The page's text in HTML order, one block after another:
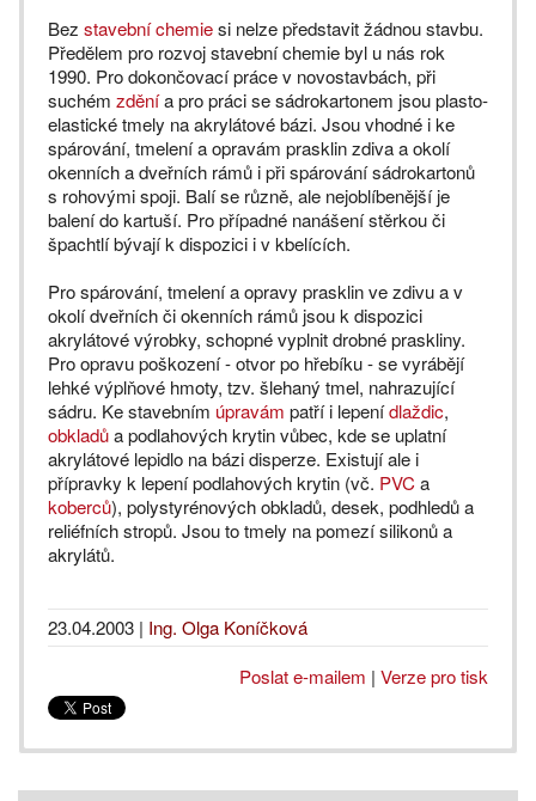
Bez stavební chemiesi nelze představit žádnou stavbu.
Předělem pro rozvoj stavební chemie byl u nás rok
1990. Pro dokončovací práce v novostavbách, při
suchém zděnía pro práci se sádrokartonem jsou plasto-
elastické tmely na akrylátové bázi. Jsou vhodné i ke
spárování, tmelení a opravám prasklin zdiva a okolí
okenních a dveřních rámů i při spárování sádrokartonů
s rohovými spoji. Balí se různě, ale nejoblíbenější je
balení do kartuší. Pro případné nanášení stěrkou či
špachtlí bývají k dispozici i v kbelících.
Pro spárování, tmelení a opravy prasklin ve zdivu a v
okolí dveřních či okenních rámů jsou k dispozici
akrylátové výrobky, schopné vyplnit drobné praskliny.
Pro opravu poškození - otvor po hřebíku - se vyrábějí
lehké výplňové hmoty, tzv. šlehaný tmel, nahrazující
sádru. Ke stavebním úpravám patří i lepenídlaždic,
obkladůa podlahových krytin vůbec, kde se uplatní
akrylátové lepidlo na bázi disperze. Existují ale i
přípravky k lepení podlahových krytin (vč. PVC a
koberců), polystyrénových obkladů, desek, podhledů a
reliéfních stropů. Jsou to tmely na pomezí silikonů a
akrylátů.
23.04.2003 | Ing. Olga Koníčková
Poslat e-mailem | Verze pro tisk